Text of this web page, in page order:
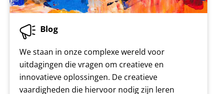
Blog
We staan in onze complexe wereld voor
uitdagingen die vragen om creatieve en
innovatieve oplossingen. De creatieve
vaardigheden die hiervoor nodig zijn leren